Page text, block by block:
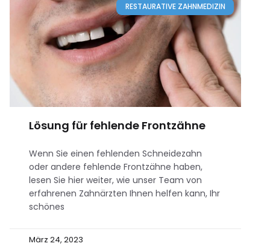
RESTAURATIVE ZAHNMEDIZIN
Lösung für fehlende Frontzähne
Wenn Sie einen fehlenden Schneidezahn
oder andere fehlende Frontzähne haben,
lesen Sie hier weiter, wie unser Team von
erfahrenen Zahnärzten Ihnen helfen kann, Ihr
schönes
März 24, 2023